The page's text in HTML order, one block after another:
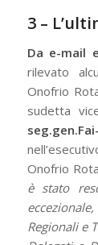
3 –
Da e-mail
rilevato
Onofrio
sudetta
Onofrio
è stato
Regionali e